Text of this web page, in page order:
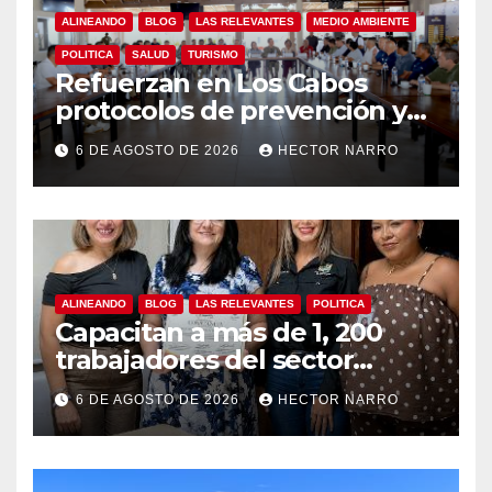
ALINEANDO BLOG LAS RELEVANTES MEDIO AMBIENTE
POLITICA SALUD TURISMO
Refuerzan en Los Cabos
protocolos de prevención y
rescate en playas ante oleaje
y temporada de ciclones
6 DE AGOSTO DE 2026 HECTOR NARRO
ALINEANDO BLOG LAS RELEVANTES POLITICA
Capacitan a más de 1, 200
trabajadores del sector
hotelero en derechos
humanos y respeto laboral
en Los Cabos
6 DE AGOSTO DE 2026 HECTOR NARRO